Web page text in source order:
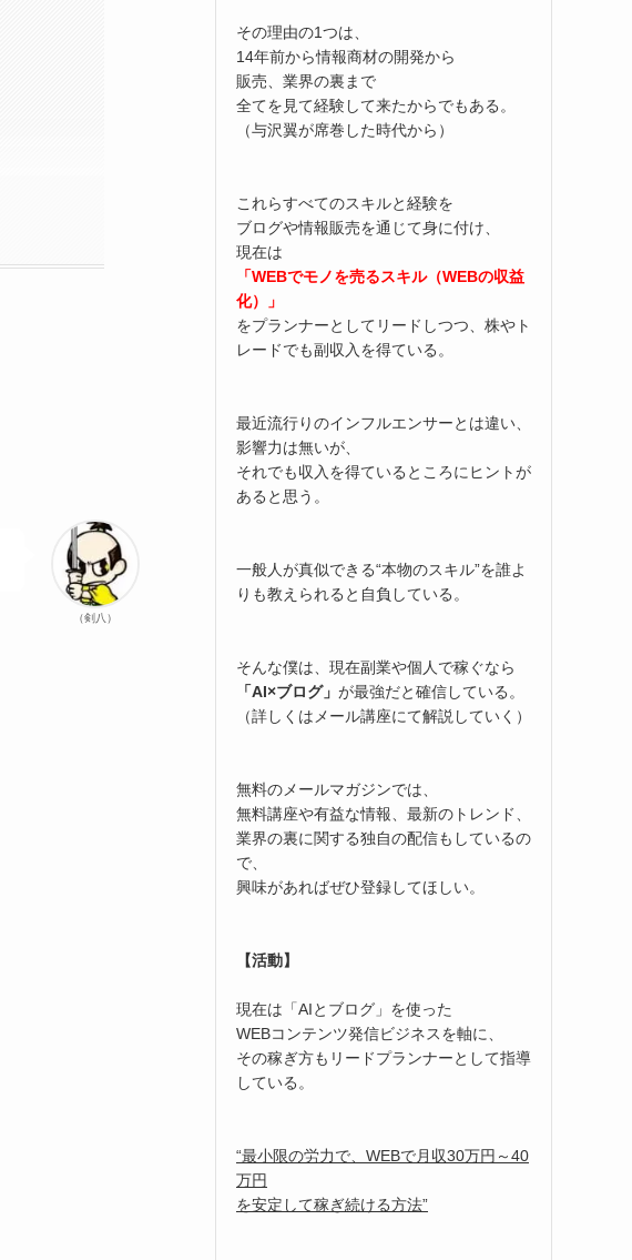
（剣八）
その理由の1つは、
14年前から情報商材の開発から
販売、業界の裏まで
全てを見て経験して来たからでもある。
（与沢翼が席巻した時代から）
これらすべてのスキルと経験を
ブログや情報販売を通じて身に付け、
現在は
「WEBでモノを売るスキル（WEBの収益
化）」
をプランナーとしてリードしつつ、株やト
レードでも副収入を得ている。
最近流行りのインフルエンサーとは違い、
影響力は無いが、
それでも収入を得ているところにヒントが
あると思う。
一般人が真似できる“本物のスキル”を誰よ
りも教えられると自負している。
そんな僕は、現在副業や個人で稼ぐなら
「AI×ブログ」 が最強だと確信している。
（詳しくはメール講座にて解説していく）
無料のメールマガジンでは、
無料講座や有益な情報、最新のトレンド、
業界の裏に関する独自の配信もしているの
で、
興味があればぜひ登録してほしい。
【活動】
現在は「AIとブログ」を使った
WEBコンテンツ発信ビジネスを軸に、
その稼ぎ方もリードプランナーとして指導
している。
“最小限の労力で、WEBで月収30万円～40
万円
を安定して稼ぎ続ける方法”